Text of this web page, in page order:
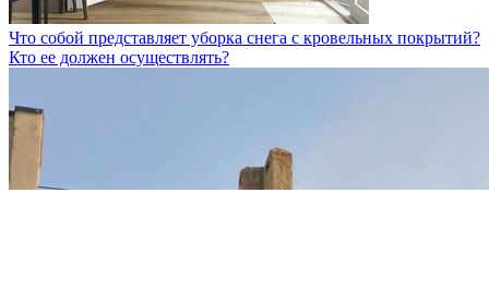
Что собой представляет уборка снега с кровельных покрытий?
Кто ее должен осуществлять?